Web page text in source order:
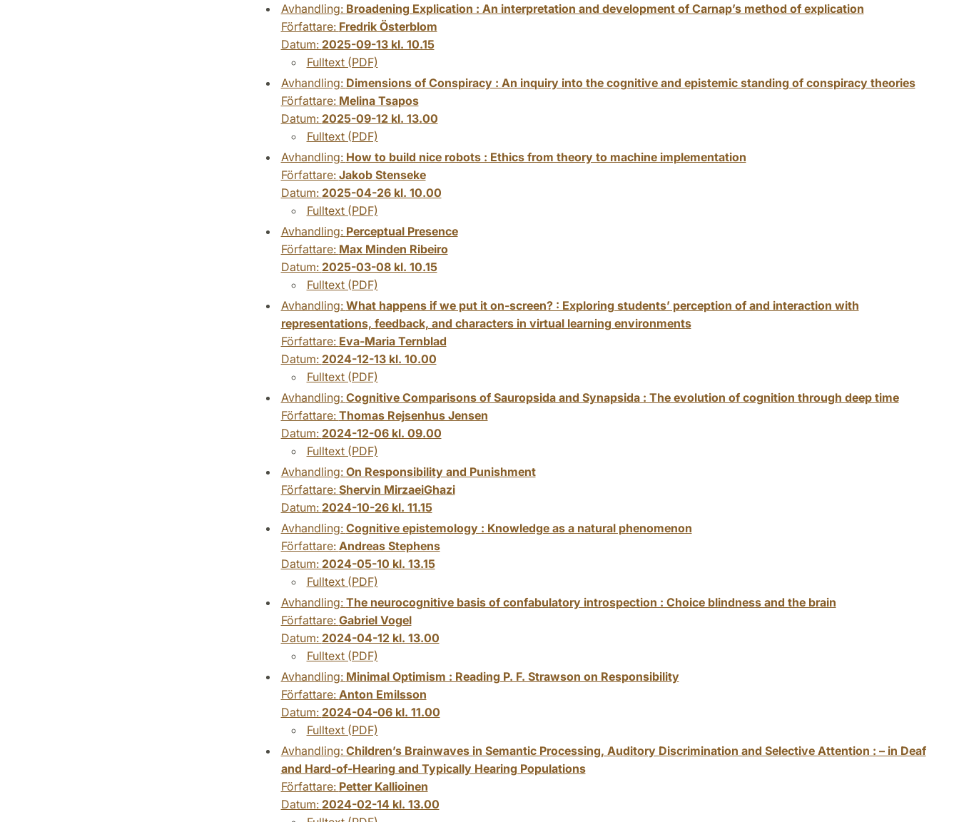
Avhandling: Broadening Explication : An interpretation and development of Carnap’s method of explication
Författare: Fredrik Österblom
Datum: 2025-09-13 kl. 10.15
Fulltext (PDF)
Avhandling: Dimensions of Conspiracy : An inquiry into the cognitive and epistemic standing of conspiracy theories
Författare: Melina Tsapos
Datum: 2025-09-12 kl. 13.00
Fulltext (PDF)
Avhandling: How to build nice robots : Ethics from theory to machine implementation
Författare: Jakob Stenseke
Datum: 2025-04-26 kl. 10.00
Fulltext (PDF)
Avhandling: Perceptual Presence
Författare: Max Minden Ribeiro
Datum: 2025-03-08 kl. 10.15
Fulltext (PDF)
Avhandling: What happens if we put it on-screen? : Exploring students’ perception of and interaction with
representations, feedback, and characters in virtual learning environments
Författare: Eva-Maria Ternblad
Datum: 2024-12-13 kl. 10.00
Fulltext (PDF)
Avhandling: Cognitive Comparisons of Sauropsida and Synapsida : The evolution of cognition through deep time
Författare: Thomas Rejsenhus Jensen
Datum: 2024-12-06 kl. 09.00
Fulltext (PDF)
Avhandling: On Responsibility and Punishment
Författare: Shervin MirzaeiGhazi
Datum: 2024-10-26 kl. 11.15
Avhandling: Cognitive epistemology : Knowledge as a natural phenomenon
Författare: Andreas Stephens
Datum: 2024-05-10 kl. 13.15
Fulltext (PDF)
Avhandling: The neurocognitive basis of confabulatory introspection : Choice blindness and the brain
Författare: Gabriel Vogel
Datum: 2024-04-12 kl. 13.00
Fulltext (PDF)
Avhandling: Minimal Optimism : Reading P. F. Strawson on Responsibility
Författare: Anton Emilsson
Datum: 2024-04-06 kl. 11.00
Fulltext (PDF)
Avhandling: Children’s Brainwaves in Semantic Processing, Auditory Discrimination and Selective Attention : – in Deaf
and Hard-of-Hearing and Typically Hearing Populations
Författare: Petter Kallioinen
Datum: 2024-02-14 kl. 13.00